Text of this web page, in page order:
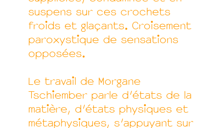
suspens sur ces crochets
froids et glaçants. Croisement
paroxystique de sensations
opposées.
Le travail de Morgane
Tschiember parle d’états de la
matière, d’états physiques et
métaphysiques, s’appuyant sur